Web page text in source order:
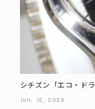
シチズン「エコ・ド
きた。歴代モデルや
Jun. 12, 2026